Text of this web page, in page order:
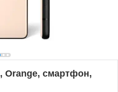
Orange, cмартфон,